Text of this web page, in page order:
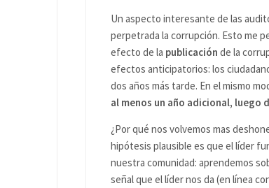
Un aspecto interesante de las
perpetrada la corrupción. Esto me
efecto de la publicación de la
efectos anticipatorios: los
dos años más tarde. En el mismo
al menos un año adicional, luego
¿Por qué nos volvemos mas
hipótesis plausible es que el líder
nuestra comunidad: aprendemos
señal que el líder nos da (en línea